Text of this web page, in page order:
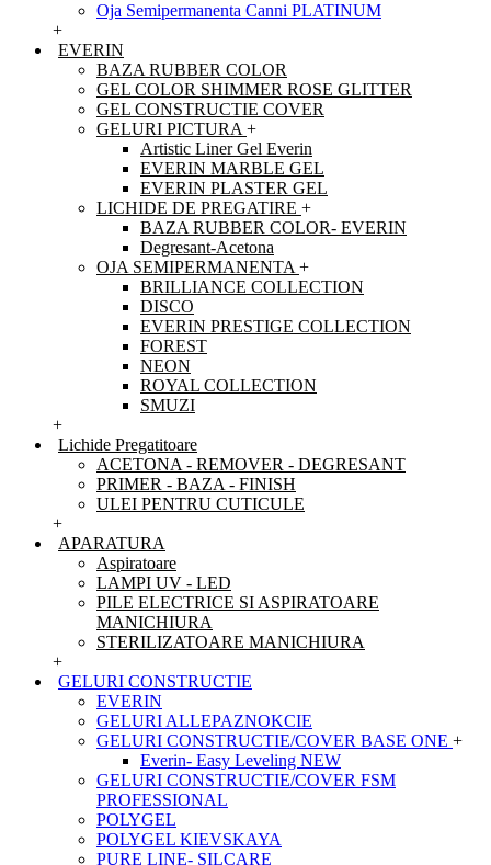
Oja Semipermanenta Canni PLATINUM
+
EVERIN
BAZA RUBBER COLOR
GEL COLOR SHIMMER ROSE GLITTER
GEL CONSTRUCTIE COVER
GELURI PICTURA +
Artistic Liner Gel Everin
EVERIN MARBLE GEL
EVERIN PLASTER GEL
LICHIDE DE PREGATIRE +
BAZA RUBBER COLOR- EVERIN
Degresant-Acetona
OJA SEMIPERMANENTA +
BRILLIANCE COLLECTION
DISCO
EVERIN PRESTIGE COLLECTION
FOREST
NEON
ROYAL COLLECTION
SMUZI
+
Lichide Pregatitoare
ACETONA - REMOVER - DEGRESANT
PRIMER - BAZA - FINISH
ULEI PENTRU CUTICULE
+
APARATURA
Aspiratoare
LAMPI UV - LED
PILE ELECTRICE SI ASPIRATOARE
MANICHIURA
STERILIZATOARE MANICHIURA
+
GELURI CONSTRUCTIE
EVERIN
GELURI ALLEPAZNOKCIE
GELURI CONSTRUCTIE/COVER BASE ONE +
Everin- Easy Leveling NEW
GELURI CONSTRUCTIE/COVER FSM
PROFESSIONAL
POLYGEL
POLYGEL KIEVSKAYA
PURE LINE- SILCARE